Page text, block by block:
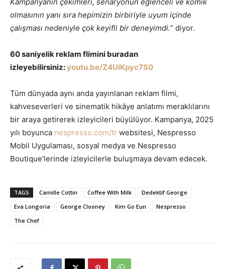
olmasının yanı sıra hepimizin birbiriyle uyum içinde
çalışması nedeniyle çok keyifli bir deneyimdi.” diyor.
60 saniyelik reklam flimini buradan
izleyebilirsiniz:youtu.be/Z4UlKpyc7S0
Tüm dünyada aynı anda yayınlanan reklam filmi,
kahveseverleri ve sinematik hikâye anlatımı meraklılarını
bir araya getirerek izleyicileri büyülüyor. Kampanya, 2025
yılı boyunca nespresso.com/tr websitesi, Nespresso
Mobil Uygulaması, sosyal medya ve Nespresso
Boutique’lerinde izleyicilerle buluşmaya devam edecek.
TAGS Camille Cottin Coffee With Milk
Dedektif George
Eva Longoria
George Clooney Kim Go Eun
Nespresso
The Chef